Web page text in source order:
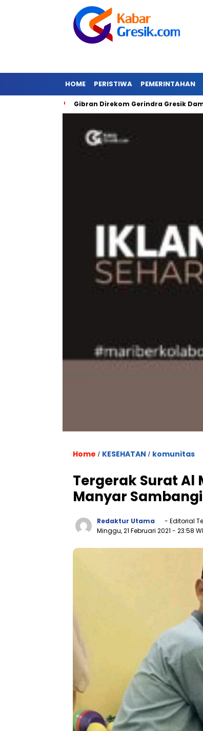
HOME PERISTIWA PEMERINTAHAN
Gibran Direkom Gerindra Gresik Dampingi
Home / KESEHATAN / komunitas
Tergerak Surat Al
Manyar
Redaktur Utama
- Editorial
Minggu, 21 Februari 2021 - 23:58